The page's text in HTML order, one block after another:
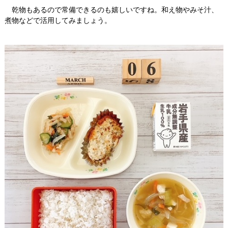
乾物もあるので常備できるのも嬉しいですね。和え物やみそ汁、
煮物などで活用してみましょう。